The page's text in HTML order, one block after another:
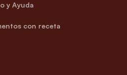
y Ayuda
con receta